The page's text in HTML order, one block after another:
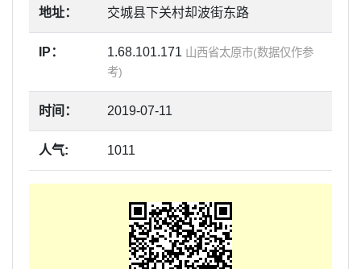
地址： 交城县下关村却波街东路
IP： 1.68.101.171 山西省太原市(数据仅作参
考)
时间： 2019-07-11
人气: 1011